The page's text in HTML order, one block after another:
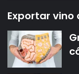
Exportar vino